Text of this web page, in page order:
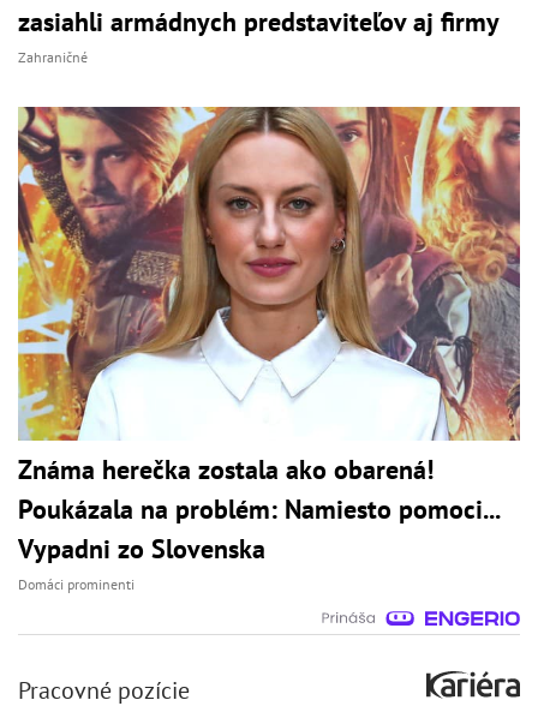
zasiahli armádnych predstaviteľov aj firmy
Zahraničné
Známa herečka zostala ako obarená!
Poukázala na problém: Namiesto pomoci...
Vypadni zo Slovenska
Domáci prominenti
Pracovné pozície